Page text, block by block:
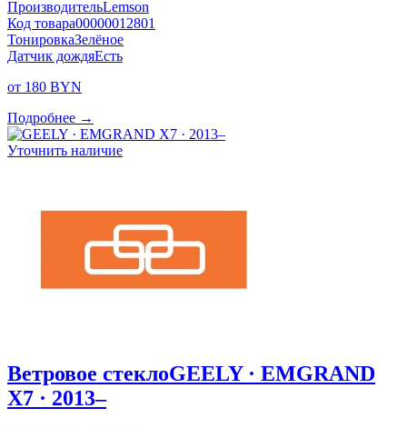
ПроизводительLemson
Код товара00000012801
ТонировкаЗелёное
Датчик дождяЕсть
от 180 BYN
Подробнее →
Уточнить наличие
Ветровое стеклоGEELY · EMGRAND
X7 · 2013–